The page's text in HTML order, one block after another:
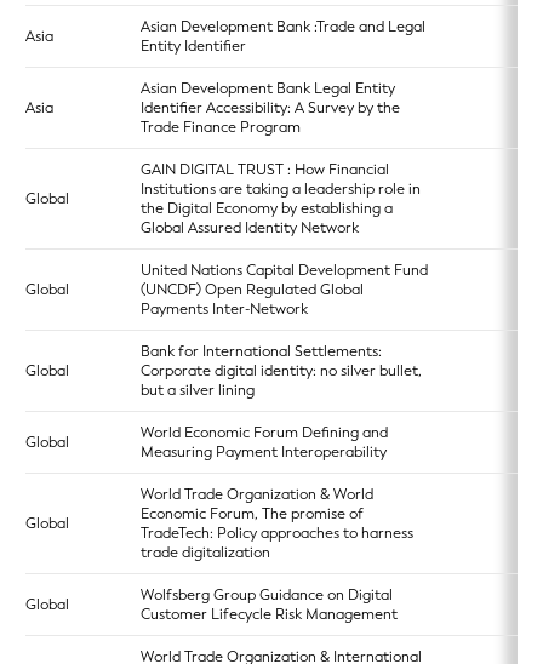
Asia
Asian Development Bank :Trade and Legal
Entity Identifier
Asia
Asian Development Bank Legal Entity
Identifier Accessibility: A Survey by the
Trade Finance Program
Global
GAIN DIGITAL TRUST : How Financial
Institutions are taking a leadership role in
the Digital Economy by establishing a
Global Assured Identity Network
Global
United Nations Capital Development Fund
(UNCDF) Open Regulated Global
Payments Inter-Network
Global
Bank for International Settlements:
Corporate digital identity: no silver bullet,
but a silver lining
Global
World Economic Forum Defining and
Measuring Payment Interoperability
Global
World Trade Organization & World
Economic Forum, The promise of
TradeTech: Policy approaches to harness
trade digitalization
Global
Wolfsberg Group Guidance on Digital
Customer Lifecycle Risk Management
World Trade Organization & International